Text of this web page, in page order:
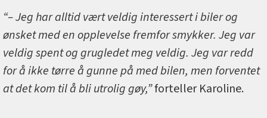
“– Jeg har alltid vært veldig interessert i biler og
ønsket med en opplevelse fremfor smykker. Jeg var
veldig spent og grugledet meg veldig. Jeg var redd
for å ikke tørre å gunne på med bilen, men forventet
at det kom til å bli utrolig gøy,”forteller Karoline.